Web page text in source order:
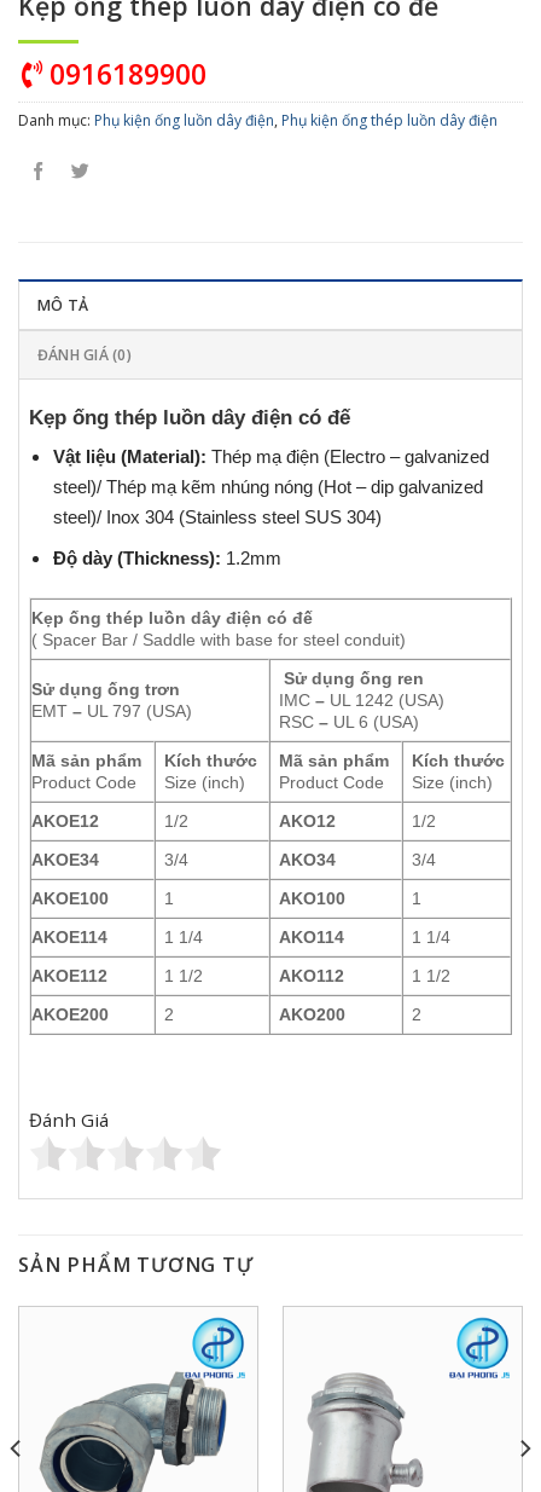
0916189900
Danh mục: Phụ kiện ống luồn dây điện, Phụ kiện ống thép luồn dây điện
MÔ TẢ
ĐÁNH GIÁ (0)
Kẹp ống thép luồn dây điện có đế
Vật liệu (Material): Thép mạ điện (Electro – galvanized
steel)/ Thép mạ kẽm nhúng nóng (Hot – dip galvanized
steel)/ Inox 304 (Stainless steel SUS 304)
Độ dày (Thickness): 1.2mm
Kẹp ống thép luồn dây điện có đế
( Spacer Bar / Saddle with base for steel conduit)
Sử dụng ống trơn
EMT – UL 797 (USA)
Sử dụng ống ren
IMC– UL 1242 (USA)
RSC– UL 6 (USA)
Mã sản phẩm
Product Code
Kích thước
Size (inch)
Mã sản phẩm
Product Code
Kích thước
Size (inch)
AKOE12 1/2 AKO12 1/2
AKOE34 3/4 AKO34 3/4
AKOE100 1 AKO100 1
AKOE114 1 1/4 AKO114 1 1/4
AKOE112 1 1/2 AKO112 1 1/2
AKOE200 2 AKO200 2
Đánh Giá
SẢN PHẨM TƯƠNG TỰ